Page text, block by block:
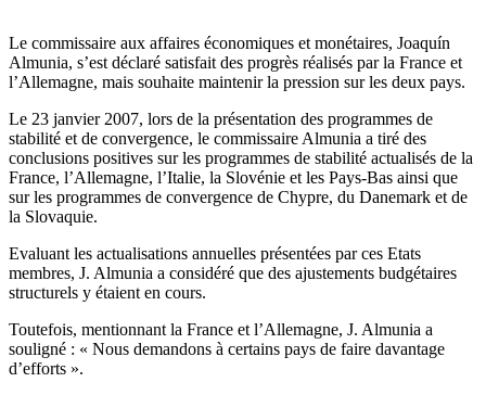
Le commissaire aux affaires économiques et monétaires, Joaquín
Almunia, s’est déclaré satisfait des progrès réalisés par la France et
l’Allemagne, mais souhaite maintenir la pression sur les deux pays.
Le 23 janvier 2007, lors de la présentation des programmes de
stabilité et de convergence, le commissaire Almunia a tiré des
conclusions positives sur les programmes de stabilité actualisés de la
France, l’Allemagne, l’Italie, la Slovénie et les Pays-Bas ainsi que
sur les programmes de convergence de Chypre, du Danemark et de
la Slovaquie.
Evaluant les actualisations annuelles présentées par ces Etats
membres, J. Almunia a considéré que des ajustements budgétaires
structurels y étaient en cours.
Toutefois, mentionnant la France et l’Allemagne, J. Almunia a
souligné : « Nous demandons à certains pays de faire davantage
d’efforts ».